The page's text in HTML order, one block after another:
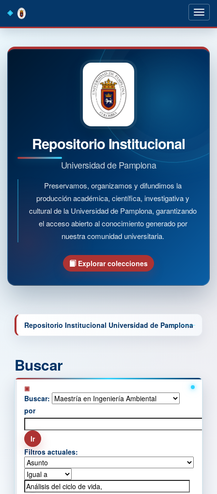
navigation
Repositorio Institucional
Universidad de Pamplona
Preservamos, organizamos y difundimos la
producción académica, científica, investigativa y
cultural de la Universidad de Pamplona, garantizando
el acceso abierto al conocimiento generado por
nuestra comunidad universitaria.
Explorar colecciones
Repositorio Institucional Universidad de Pamplona
Buscar
Buscar:
por
Filtros actuales: